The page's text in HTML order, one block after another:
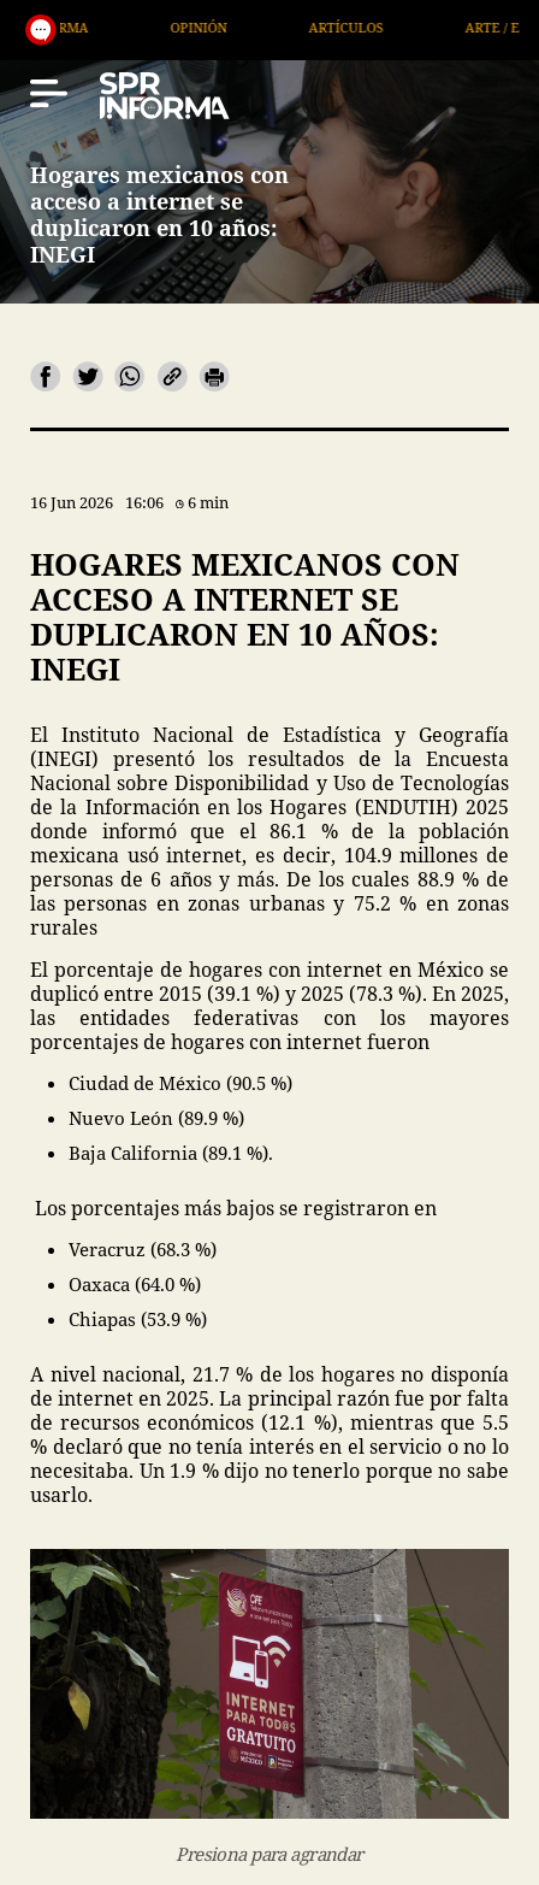
OPINIÓN ARTÍCULOS ARTE /
Hogares mexicanos con
acceso a internet se
duplicaron en 10 años:
INEGI
16 Jun 2026 16:06 6 min
HOGARES MEXICANOS CON
ACCESO A INTERNET SE
DUPLICARON EN 10 AÑOS:
INEGI
El Instituto Nacional de Estadística y Geografía
(INEGI) presentó los resultados de la Encuesta
Nacional sobre Disponibilidad y Uso de Tecnologías
de la Información en los Hogares (ENDUTIH) 2025
donde informó que el 86.1 % de la población
mexicana usó internet, es decir, 104.9 millones de
personas de 6 años y más. De los cuales 88.9 % de
las personas en zonas urbanas y 75.2 % en zonas
rurales
El porcentaje de hogares con internet en México se
duplicó entre 2015 (39.1 %) y 2025 (78.3 %). En 2025,
las entidades federativas con los mayores
porcentajes de hogares con internet fueron
Ciudad de México (90.5 %)
Nuevo León (89.9 %)
Baja California (89.1 %).
Los porcentajes más bajos se registraron en
Veracruz (68.3 %)
Oaxaca (64.0 %)
Chiapas (53.9 %)
A nivel nacional, 21.7 % de los hogares no disponía
de internet en 2025. La principal razón fue por falta
de recursos económicos (12.1 %), mientras que 5.5
% declaró que no tenía interés en el servicio o no lo
necesitaba. Un 1.9 % dijo no tenerlo porque no sabe
usarlo.
Presiona para agrandar